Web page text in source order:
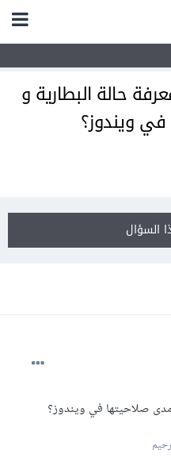
حالة البطارية و
ويندوز؟
السؤال
صلاحيتها في ويندوز؟